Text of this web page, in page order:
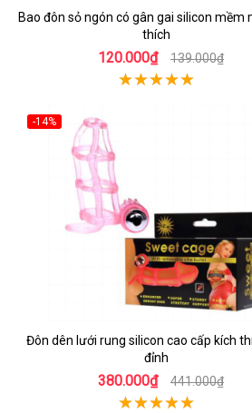
Bao đôn sỏ ngón có gân gai silicon mềm
thích
120.000₫ 139.000₫
-14%
Đôn dên lưới rung silicon cao cấp kích
đỉnh
380.000₫ 441.000₫